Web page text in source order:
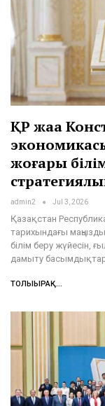
ҚР жаңа
жоғары
admin2 Jul 3, 2026
Қазақстан
тарихындағы
білім беру жүйесін,
дамыту
ТОЛЫҒЫРАҚ...